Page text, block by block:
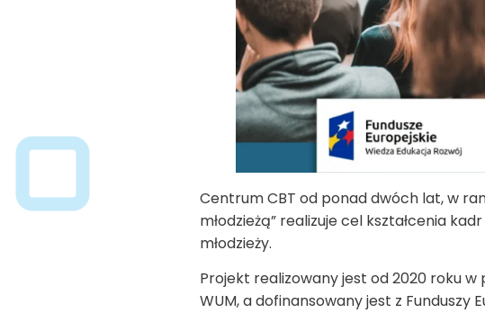
Centrum CBT od ponad dwóch lat, w
młodzieżą” realizuje cel kształcenia
młodzieży.
Projekt realizowany jest od 2020 roku
WUM, a dofinansowany jest z Funduszy